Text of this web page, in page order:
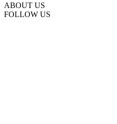
ABOUT US
FOLLOW US